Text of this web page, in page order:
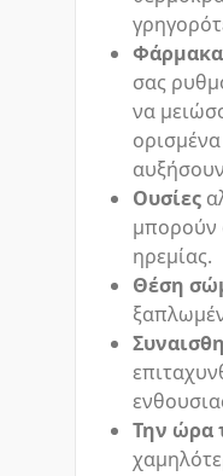
σας
να
Ουσίες
μπορούν
ηρεμίας.
Θέση
Την ώρα